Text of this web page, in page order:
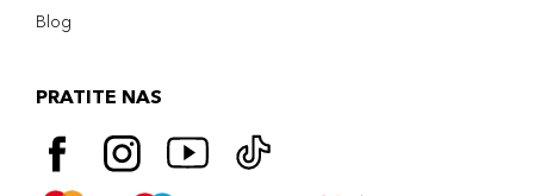
Blog
PRATITE NAS